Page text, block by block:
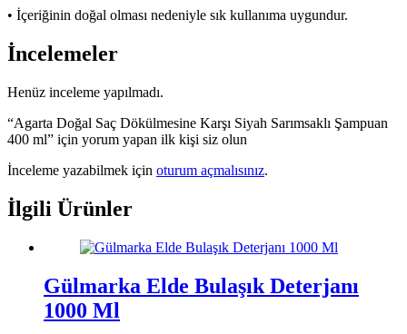
• İçeriğinin doğal olması nedeniyle sık kullanıma uygundur.
İncelemeler
Henüz inceleme yapılmadı.
“Agarta Doğal Saç Dökülmesine Karşı Siyah Sarımsaklı Şampuan
400 ml” için yorum yapan ilk kişi siz olun
İnceleme yazabilmek için oturum açmalısınız.
İlgili Ürünler
Gülmarka Elde Bulaşık Deterjanı
1000 Ml